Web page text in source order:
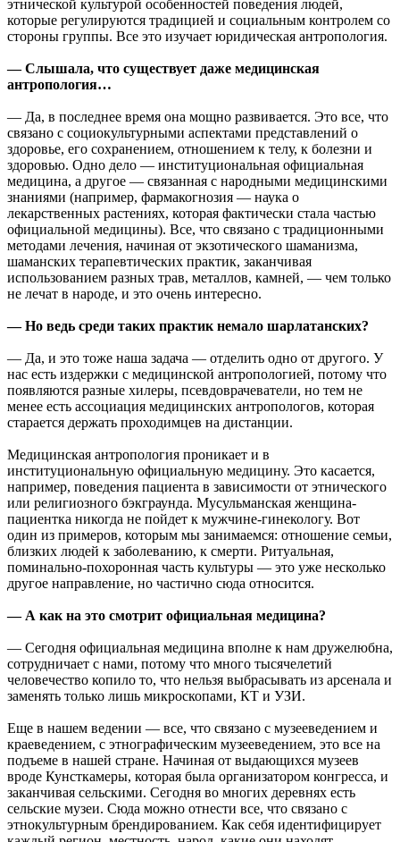
этнической культурой особенностей поведения людей,
которые регулируются традицией и социальным контролем со
стороны группы. Все это изучает юридическая антропология.
— Слышала, что существует даже медицинская
антропология…
— Да, в последнее время она мощно развивается. Это все, что
связано с социокультурными аспектами представлений о
здоровье, его сохранением, отношением к телу, к болезни и
здоровью. Одно дело — институциональная официальная
медицина, а другое — связанная с народными медицинскими
знаниями (например, фармакогнозия — наука о
лекарственных растениях, которая фактически стала частью
официальной медицины). Все, что связано с традиционными
методами лечения, начиная от экзотического шаманизма,
шаманских терапевтических практик, заканчивая
использованием разных трав, металлов, камней, — чем только
не лечат в народе, и это очень интересно.
— Но ведь среди таких практик немало шарлатанских?
— Да, и это тоже наша задача — отделить одно от другого. У
нас есть издержки с медицинской антропологией, потому что
появляются разные хилеры, псевдоврачеватели, но тем не
менее есть ассоциация медицинских антропологов, которая
старается держать проходимцев на дистанции.
Медицинская антропология проникает и в
институциональную официальную медицину. Это касается,
например, поведения пациента в зависимости от этнического
или религиозного бэкграунда. Мусульманская женщина-
пациентка никогда не пойдет к мужчине-гинекологу. Вот
один из примеров, которым мы занимаемся: отношение семьи,
близких людей к заболеванию, к смерти. Ритуальная,
поминально-похоронная часть культуры — это уже несколько
другое направление, но частично сюда относится.
— А как на это смотрит официальная медицина?
— Сегодня официальная медицина вполне к нам дружелюбна,
сотрудничает с нами, потому что много тысячелетий
человечество копило то, что нельзя выбрасывать из арсенала и
заменять только лишь микроскопами, КТ и УЗИ.
Еще в нашем ведении — все, что связано с музееведением и
краеведением, с этнографическим музееведением, это все на
подъеме в нашей стране. Начиная от выдающихся музеев
вроде Кунсткамеры, которая была организатором конгресса, и
заканчивая сельскими. Сегодня во многих деревнях есть
сельские музеи. Сюда можно отнести все, что связано с
этнокультурным брендированием. Как себя идентифицирует